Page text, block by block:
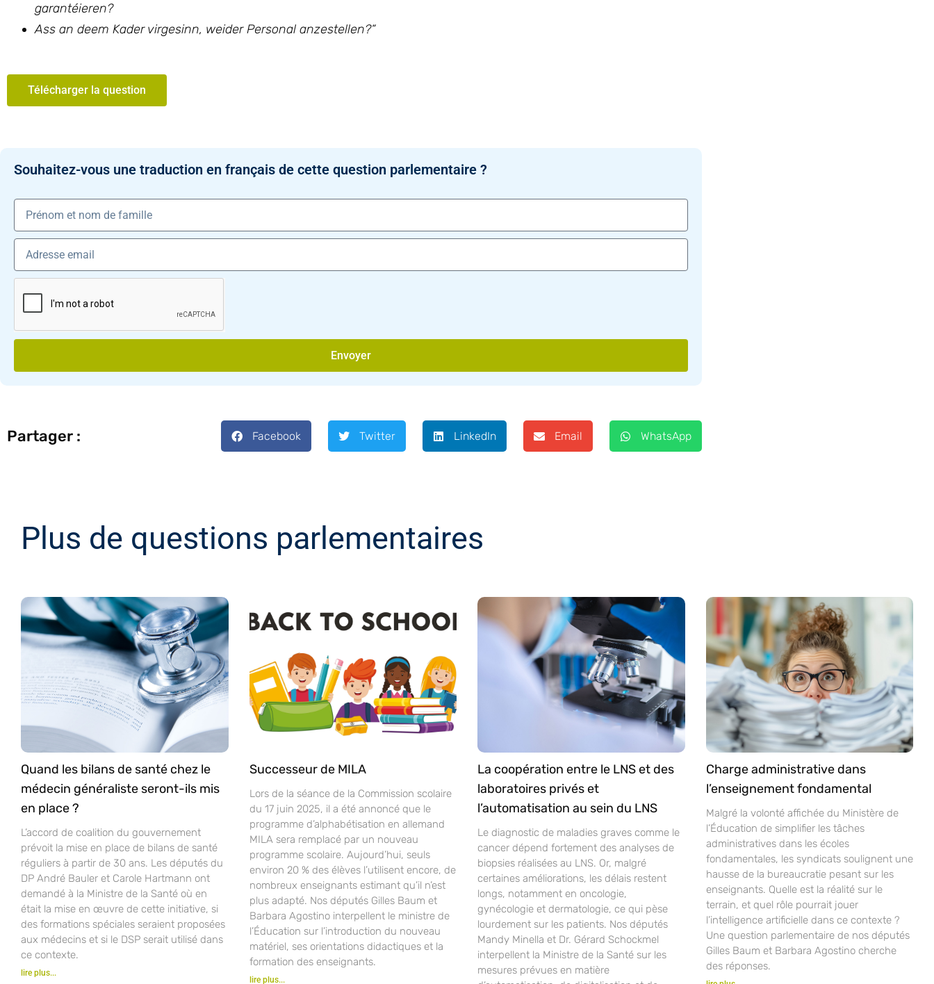
garantéieren?
Ass an deem Kader virgesinn, weider Personal anzestellen?“
Télécharger la question
Souhaitez-vous une traduction en français de cette question parlementaire ?
Envoyer
Partager : Facebook Twitter LinkedIn Email WhatsApp
Plus de questions parlementaires
Quand les bilans de santé chez le
médecin généraliste seront-ils mis
en place ?
L’accord de coalition du gouvernement
prévoit la mise en place de bilans de santé
réguliers à partir de 30 ans. Les députés du
DP André Bauler et Carole Hartmann ont
demandé à la Ministre de la Santé où en
était la mise en œuvre de cette initiative, si
des formations spéciales seraient proposées
aux médecins et si le DSP serait utilisé dans
ce contexte.
lire plus...
Successeur de MILA
Lors de la séance de la Commission scolaire
du 17 juin 2025, il a été annoncé que le
programme d’alphabétisation en allemand
MILA sera remplacé par un nouveau
programme scolaire. Aujourd’hui, seuls
environ 20 % des élèves l’utilisent encore, de
nombreux enseignants estimant qu’il n’est
plus adapté. Nos députés Gilles Baum et
Barbara Agostino interpellent le ministre de
l’Éducation sur l’introduction du nouveau
matériel, ses orientations didactiques et la
formation des enseignants.
lire plus...
La coopération entre le LNS et des
laboratoires privés et
l’automatisation au sein du LNS
Le diagnostic de maladies graves comme le
cancer dépend fortement des analyses de
biopsies réalisées au LNS. Or, malgré
certaines améliorations, les délais restent
longs, notamment en oncologie,
gynécologie et dermatologie, ce qui pèse
lourdement sur les patients. Nos députés
Mandy Minella et Dr. Gérard Schockmel
interpellent la Ministre de la Santé sur les
mesures prévues en matière
Charge administrative dans
l’enseignement fondamental
Malgré la volonté affichée du Ministère de
l’Éducation de simplifier les tâches
administratives dans les écoles
fondamentales, les syndicats soulignent une
hausse de la bureaucratie pesant sur les
enseignants. Quelle est la réalité sur le
terrain, et quel rôle pourrait jouer
l’intelligence artificielle dans ce contexte ?
Une question parlementaire de nos députés
Gilles Baum et Barbara Agostino cherche
des réponses.